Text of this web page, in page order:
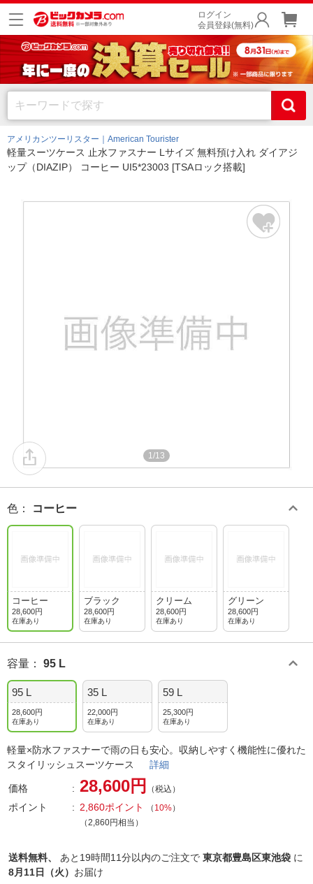
ログイン
会員登録(無料)
アメリカンツーリスター｜American Tourister
軽量スーツケース 止水ファスナー Lサイズ 無料預け入れ ダイアジ
ップ（DIAZIP） コーヒー UI5*23003 [TSAロック搭載]
1/13
色 ： コーヒー
コーヒー
28,600円
在庫あり
ブラック
28,600円
在庫あり
クリーム
28,600円
在庫あり
グリーン
28,600円
在庫あり
容量 ： 95 L
95 L
28,600円
在庫あり
35 L
22,000円
在庫あり
59 L
25,300円
在庫あり
軽量×防水ファスナーで雨の日も安心。収納しやすく機能性に優れた
スタイリッシュスーツケース 詳細
価格 28,600円 （税込）
ポイント 2,860ポイント （ 10%）
（2,860円相当）
送料無料、 あと 19時間11分以内のご注文で 東京都豊島区東池袋 に
8月11日（火） お届け